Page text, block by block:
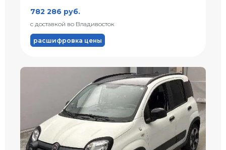
782 286 руб.
с доставкой во Владивосток
расшифровка цены